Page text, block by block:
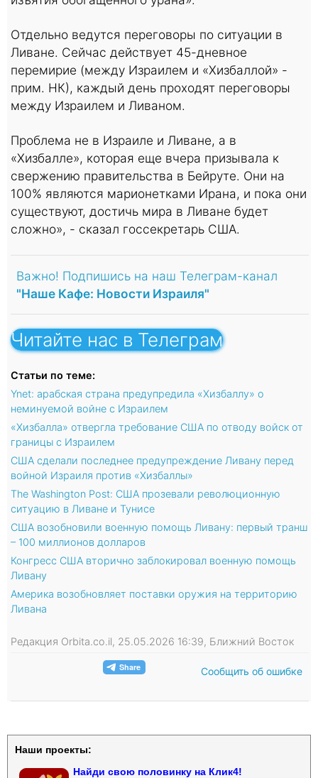
Отдельно ведутся переговоры по ситуации в
Ливане. Сейчас действует 45-дневное
перемирие (между Израилем и «Хизбаллой» -
прим. НК), каждый день проходят переговоры
между Израилем и Ливаном.
Проблема не в Израиле и Ливане, а в
«Хизбалле», которая еще вчера призывала к
свержению правительства в Бейруте. Они на
100% являются марионетками Ирана, и пока они
существуют, достичь мира в Ливане будет
сложно», - сказал госсекретарь США.
Важно! Подпишись на наш Телеграм-канал
"Наше Кафе: Новости Израиля"
Читайте нас в Телеграм
Статьи по теме:
Ynet: арабская страна предупредила «Хизбаллу» о
неминуемой войне с Израилем
«Хизбалла» отвергла требование США по отводу войск от
границы с Израилем
США сделали последнее предупреждение Ливану перед
войной Израиля против «Хизбаллы»
The Washington Post: США прозевали революционную
ситуацию в Ливане и Тунисе
США возобновили военную помощь Ливану: первый транш
– 100 миллионов долларов
Конгресс США вторично заблокировал военную помощь
Ливану
Америка возобновляет поставки оружия на территорию
Ливана
Редакция Orbita.co.il, 25.05.2026 16:39, Ближний Восток
Сообщить об ошибке
Наши проекты:
Найди свою половинку на Клик4!